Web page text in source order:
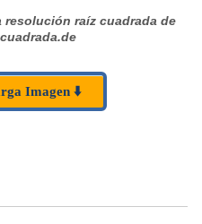
resolución raíz cuadrada de
Imagen ⬇️